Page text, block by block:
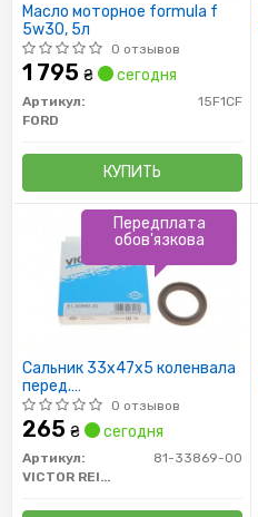
Масло моторное formula f
5w30, 5л
0 отзывов
1 795 ₴ сегодня
Артикул:
15F1CF
FORD
КУПИТЬ
Сальник 33x47x5 коленвала
перед.
Focus/Connect/Mondeo
1.4/1.6i 05-
0 отзывов
265 ₴ сегодня
Артикул:
81-33869-00
VICTOR REINZ
Передплата
обов'язкова